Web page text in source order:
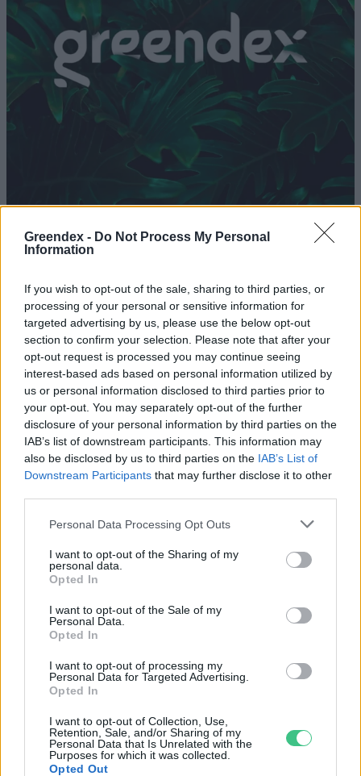
Greendex - Do Not Process My Personal
Information
If you wish to opt-out of the sale, sharing to third parties, or
processing of your personal or sensitive information for
targeted advertising by us, please use the below opt-out
section to confirm your selection. Please note that after your
opt-out request is processed you may continue seeing
interest-based ads based on personal information utilized by
us or personal information disclosed to third parties prior to
your opt-out. You may separately opt-out of the further
disclosure of your personal information by third parties on the
IAB’s list of downstream participants. This information may
also be disclosed by us to third parties on the IAB’s List of
Downstream Participants that may further disclose it to other
Personal Data Processing Opt Outs
I want to opt-out of the Sharing of my
personal data.
Opted In
I want to opt-out of the Sale of my
Personal Data.
Opted In
I want to opt-out of processing my
Personal Data for Targeted Advertising.
Opted In
I want to opt-out of Collection, Use,
Retention, Sale, and/or Sharing of my
Personal Data that Is Unrelated with the
Purposes for which it was collected.
Opted Out
Egyre több megújuló energiát
Greendex szemle
Európában elsőként foglalta
jogszabályba a magyar kormány a
2050-es klímasemlegességi célt
Greendex
Ha elérjük 2050-re a zéró
kibocsátást, azzal rengeteg ember
Japánnak atomerőművei
visszakapcsolására lehet szüksége
klímacéljai eléréséhez
Greendex
klímavédelmi mérlege
Greendex